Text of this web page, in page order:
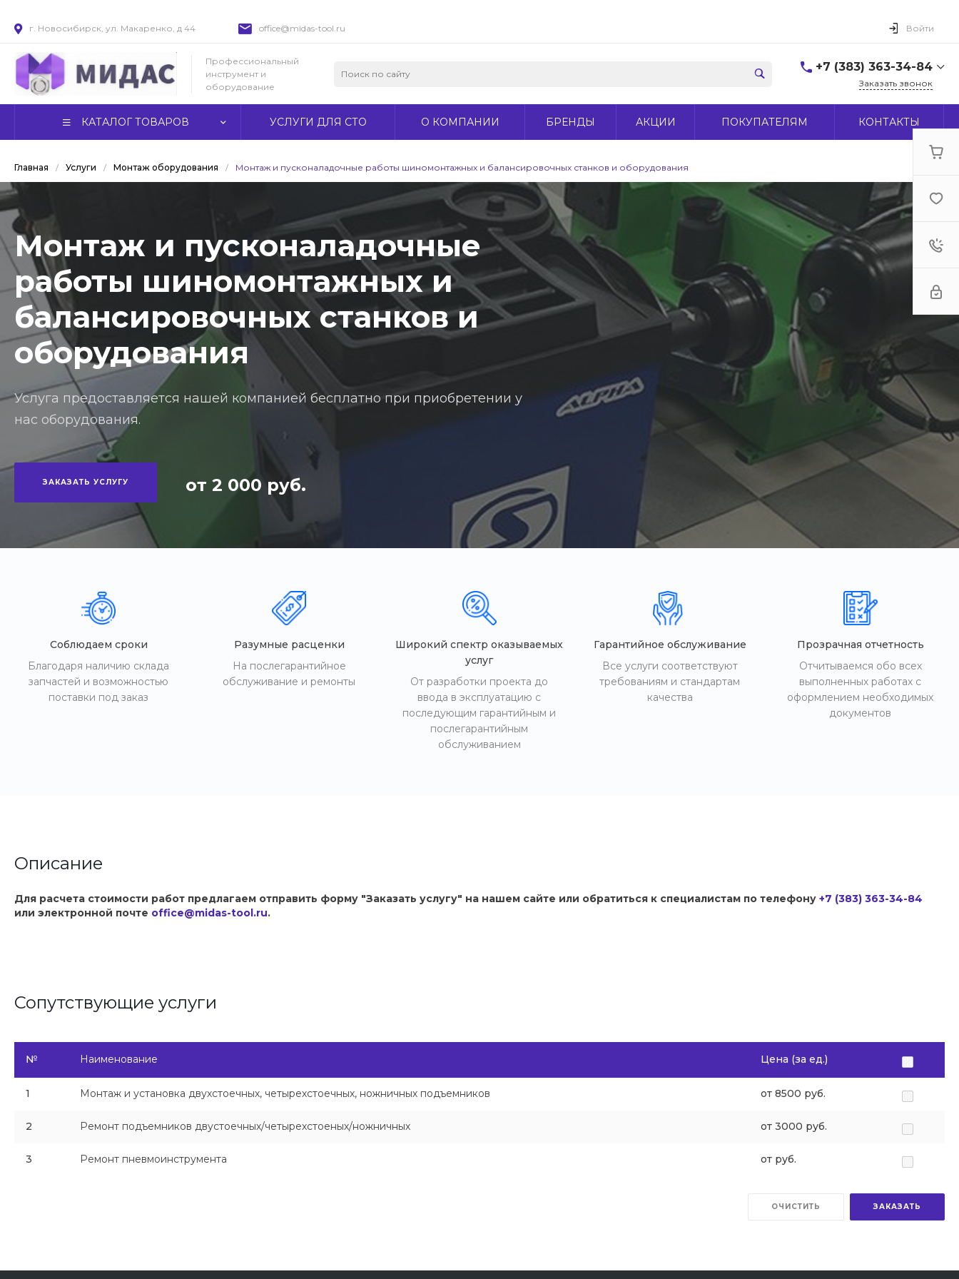
г. Новосибирск, ул. Макаренко, д 44 office@midas-tool.ru Войти
Профессиональный
инструмент и
оборудование
+7 (383) 363-34-84
г. Новосибирск, ул.
Заказать звонок
КАТАЛОГ ТОВАРОВ УСЛУГИ ДЛЯ СТО О КОМПАНИИ БРЕНДЫ АКЦИИ ПОКУПАТЕЛЯМ КОНТАКТЫ
Главная / Услуги / Монтаж оборудования / Монтаж и пусконаладочные работы шиномонтажных и балансировочных станков и оборудования
Монтаж и пусконаладочные
работы шиномонтажных и
балансировочных станков и
оборудования
Услуга предоставляется нашей компанией бесплатно при приобретении у
нас оборудования.
ЗАКАЗАТЬ УСЛУГУ от 2 000 руб.
Соблюдаем сроки
Благодаря наличию склада
запчастей и возможностью
поставки под заказ
Разумные расценки
На послегарантийное
обслуживание и ремонты
Широкий спектр оказываемых
услуг
От разработки проекта до
ввода в эксплуатацию с
последующим гарантийным и
послегарантийным
обслуживанием
Гарантийное обслуживание
Все услуги соответствуют
требованиям и стандартам
качества
Прозрачная отчетность
Отчитываемся обо всех
выполненных работах с
оформлением необходимых
документов
Описание
Для расчета стоимости работ предлагаем отправить форму "Заказать услугу" на нашем сайте или обратиться к специалистам по телефону +7 (383) 363-34-84
или электронной почте office@midas-tool.ru.
Сопутствующие услуги
№ Наименование Цена (за ед.)
1 Монтаж и установка двухстоечных, четырехстоечных, ножничных подъемников от 8500 руб.
2 Ремонт подъемников двустоечных/четырехстоеных/ножничных от 3000 руб.
3 Ремонт пневмоинструмента от руб.
ОЧИСТИТЬ ЗАКАЗАТЬ